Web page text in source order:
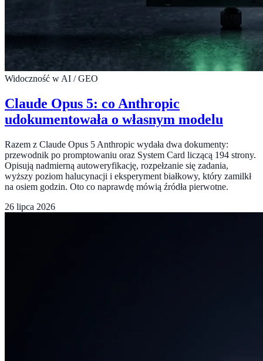
Widoczność w AI / GEO
Claude Opus 5: co Anthropic
udokumentowała o własnym modelu
Razem z Claude Opus 5 Anthropic wydała dwa dokumenty:
przewodnik po promptowaniu oraz System Card liczącą 194 strony.
Opisują nadmierną autoweryfikację, rozpełzanie się zadania,
wyższy poziom halucynacji i eksperyment białkowy, który zamilkł
na osiem godzin. Oto co naprawdę mówią źródła pierwotne.
26 lipca 2026